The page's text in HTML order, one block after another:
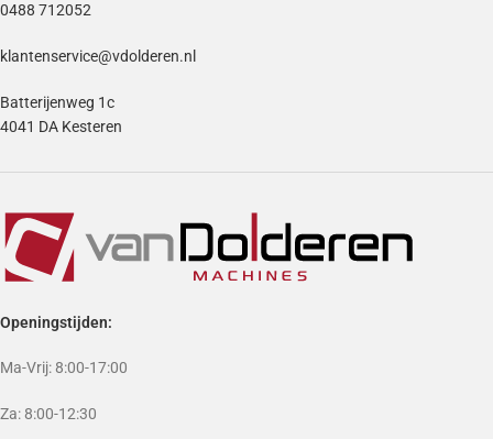
0488 712052
klantenservice@vdolderen.nl
Batterijenweg 1c
4041 DA Kesteren
Openingstijden:
Ma-Vrij: 8:00-17:00
Za: 8:00-12:30